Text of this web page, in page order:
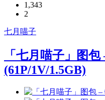
1,343
2
七月喵子
「七月喵子」图
(61P/1V/1.5GB)